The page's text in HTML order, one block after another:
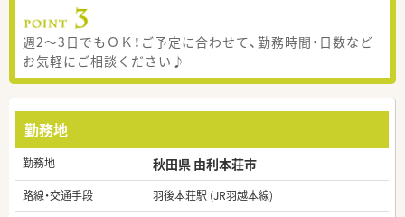
週2～3日でもＯＫ！ご予定に合わせて、勤務時間・日数など
お気軽にご相談ください♪
勤務地
勤務地 秋田県 由利本荘市
路線・交通手段
羽後本荘駅 (JR羽越本線)